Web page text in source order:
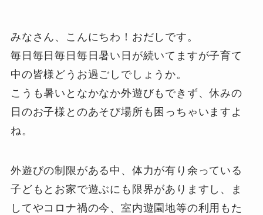
みなさん、こんにちわ！おだしです。
毎日毎日毎日毎日暑い日が続いてますが子育て
中の皆様どうお過ごしでしょうか。
こうも暑いとなかなか外遊びもできず、休みの
日のお子様とのあそび場所も困っちゃいますよ
ね。
外遊びの制限がある中、体力が有り余っている
子どもとお家で遊ぶにも限界がありますし、ま
してやコロナ禍の今、室内遊園地等の利用もた